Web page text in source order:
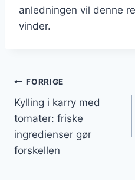
anledningen vil denne
vinder.
FORRIGE
Kylling i karry med
tomater: friske
ingredienser gør
forskellen